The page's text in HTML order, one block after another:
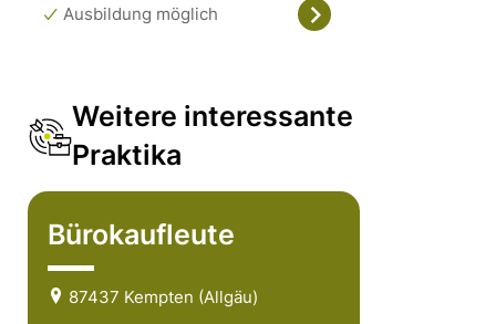
Ausbildung möglich
Weitere interessante
Praktika
Bürokaufleute
87437 Kempten (Allgäu)